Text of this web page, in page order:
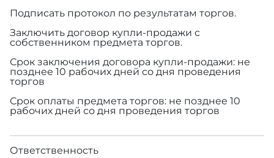
Подписать протокол по результатам торгов.
Заключить договор купли-продажи с
собственником предмета торгов.
Срок заключения договора купли-продажи: не
позднее 10 рабочих дней со дня проведения
торгов
Срок оплаты предмета торгов: не позднее 10
рабочих дней со дня проведения торгов
Ответственность